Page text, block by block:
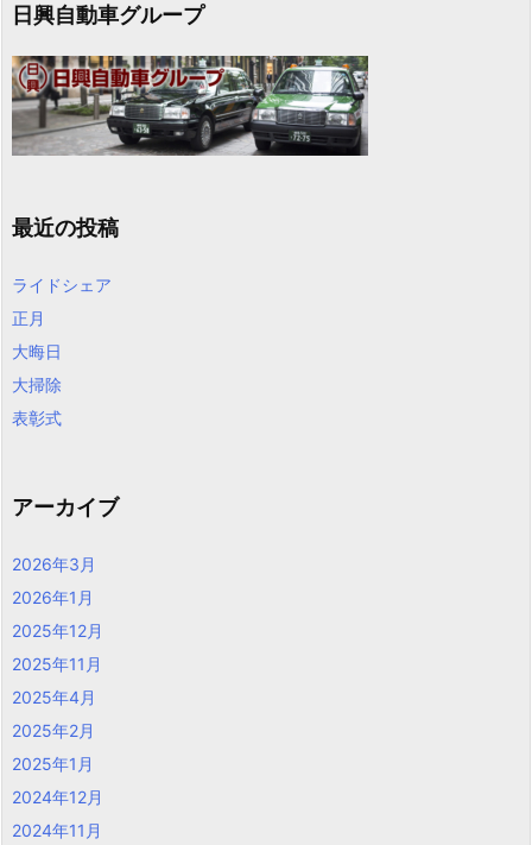
日興自動車グループ
最近の投稿
ライドシェア
正月
大晦日
大掃除
表彰式
アーカイブ
2026年3月
2026年1月
2025年12月
2025年11月
2025年4月
2025年2月
2025年1月
2024年12月
2024年11月